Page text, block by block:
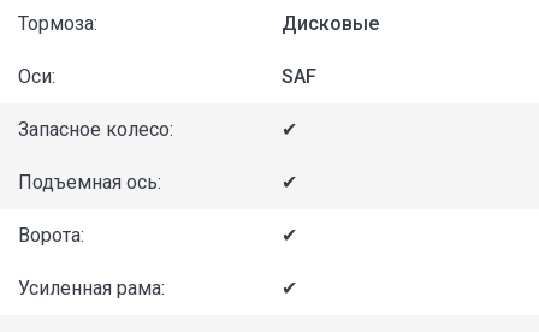
Тормоза: Дисковые
Оси: SAF
Запасное колесо: ✔
Подъемная ось: ✔
Ворота: ✔
Усиленная рама: ✔